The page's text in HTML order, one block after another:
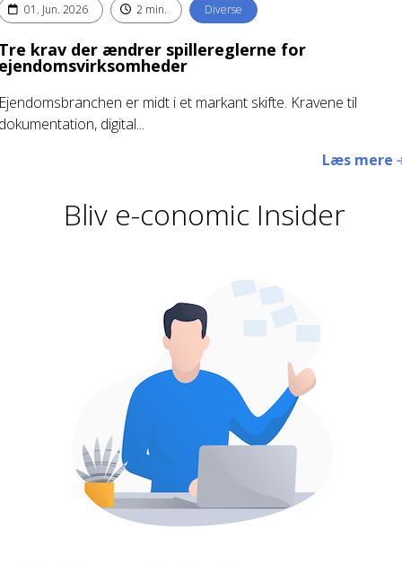
01. Jun. 2026 2 min. Diverse
krav der ændrer spillereglerne for
er midt i et markant skifte. Kravene til
digital...
Læs mere
Bliv e-conomic Insider